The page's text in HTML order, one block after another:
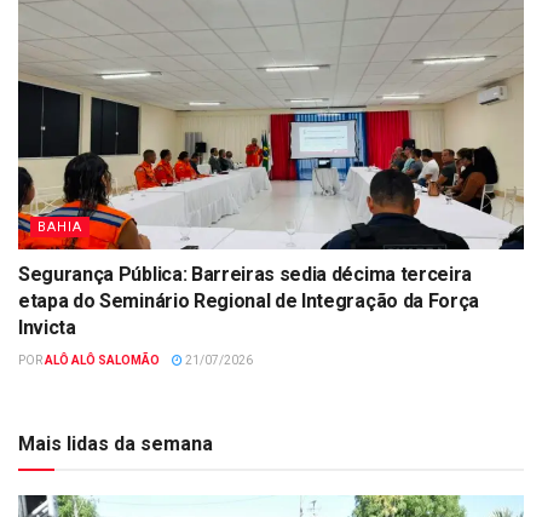
BAHIA
Segurança Pública: Barreiras sedia décima terceira
etapa do Seminário Regional de Integração da Força
Invicta
PORALÔ ALÔ SALOMÃO 21/07/2026
Mais lidas da semana